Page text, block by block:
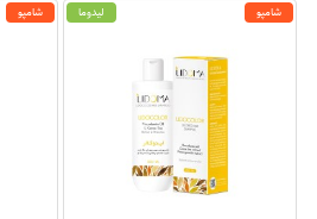
شامپو لیدوما شامپو